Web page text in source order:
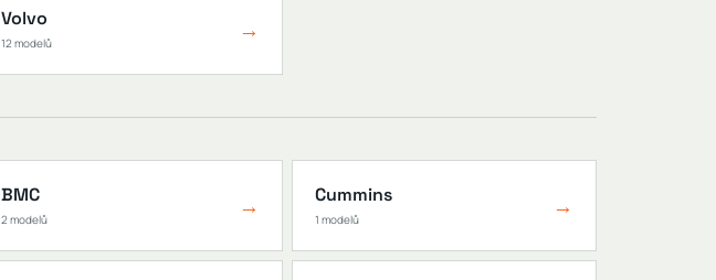
Volvo
12 modelů →
BMC
2 modelů → Cummins
1 modelů →